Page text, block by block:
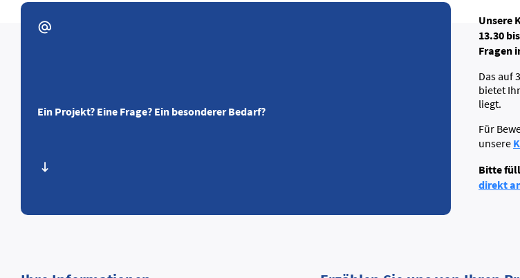
Ein Projekt? Eine Frage? Ein besonderer Bedarf?
Unsere
13.30
Fragen
Das auf
bietet
liegt.
Für
unsere
Bitte
direkt